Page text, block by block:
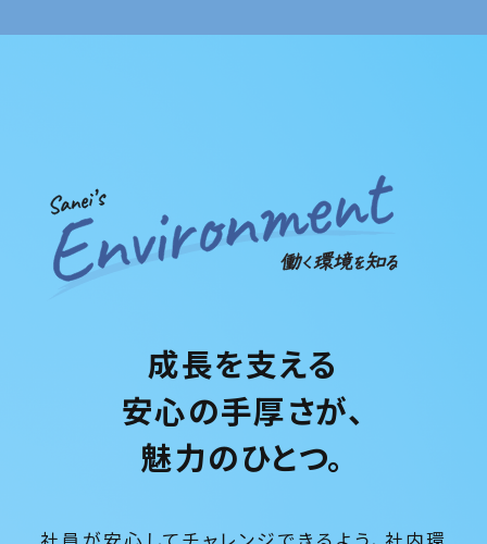
成長を支える
安心の手厚さが、
魅力のひとつ。